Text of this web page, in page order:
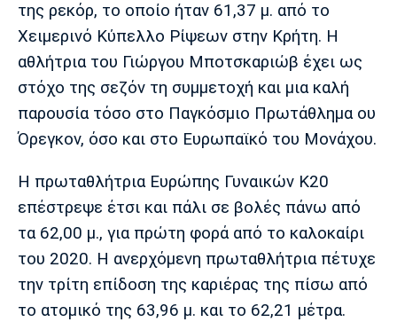
Μάντσεστερ
Γιουνάιτεντ
Τσέλσι Άρσεναλ
Λίβερπουλ
Μάντσεστερ
Γιουβέντους
Ίντερ Μπάγερν
της ρεκόρ, το οποίο ήταν 61,37 μ. από το
Χειμερινό Κύπελλο Ρίψεων στην Κρήτη. Η
αθλήτρια του Γιώργου Μποτσκαριώβ έχει ως
στόχο της σεζόν τη συμμετοχή και μια καλή
παρουσία τόσο στο Παγκόσμιο Πρωτάθλημα ου
Όρεγκον, όσο και στο Ευρωπαϊκό του Μονάχου.
Η πρωταθλήτρια Ευρώπης Γυναικών Κ20
επέστρεψε έτσι και πάλι σε βολές πάνω από
τα 62,00 μ., για πρώτη φορά από το καλοκαίρι
του 2020. Η ανερχόμενη πρωταθλήτρια πέτυχε
την τρίτη επίδοση της καριέρας της πίσω από
το ατομικό της 63,96 μ. και το 62,21 μέτρα.